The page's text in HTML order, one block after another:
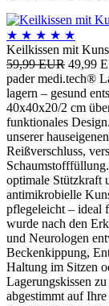
★ ★ ★ ★ ★
Keilkissen mit
59,99 EUR 49,99
pader medi.tech®
lagern – gesund
40x40x20/2 cm
funktionales
unserer
Reißverschluss,
optimale Stützkraft
antimikrobielle
pflegeleicht – ideal
wurde nach den
und Neurologen
Beckenkippung,
Haltung im Sitzen
Lagerungskissen
abgestimmt auf